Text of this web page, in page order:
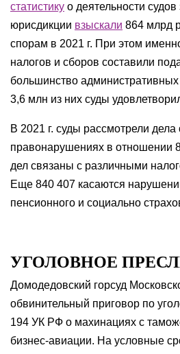
статистику о деятельности
юрисдикции взыскали 864 млрд
спорам в 2021 г. При этом
налогов и сборов составили
большинство
3,6 млн из них суды
В 2021 г. суды рассмотрели
правонарушениях в отношении
дел связаны с различными
Еще 840 407 касаются
пенсионного и социально
УГОЛОВНОЕ
Домодедовский горсуд
обвинительный приговор по
194 УК РФ о махинациях с
бизнес-авиации. На условные